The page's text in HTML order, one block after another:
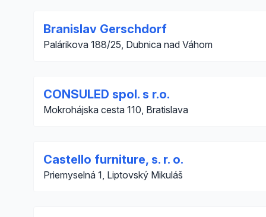
Branislav Gerschdorf
Palárikova 188/25, Dubnica nad Váhom
CONSULED spol. s r.o.
Mokrohájska cesta 110, Bratislava
Castello furniture, s. r. o.
Priemyselná 1, Liptovský Mikuláš